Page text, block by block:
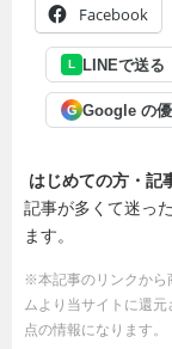
Facebook
L LINEで送る
G Google の
はじめての方・記
記事が多くて迷っ
ます。
※本記事のリンクから
ムより当サイトに還
点の情報になります。